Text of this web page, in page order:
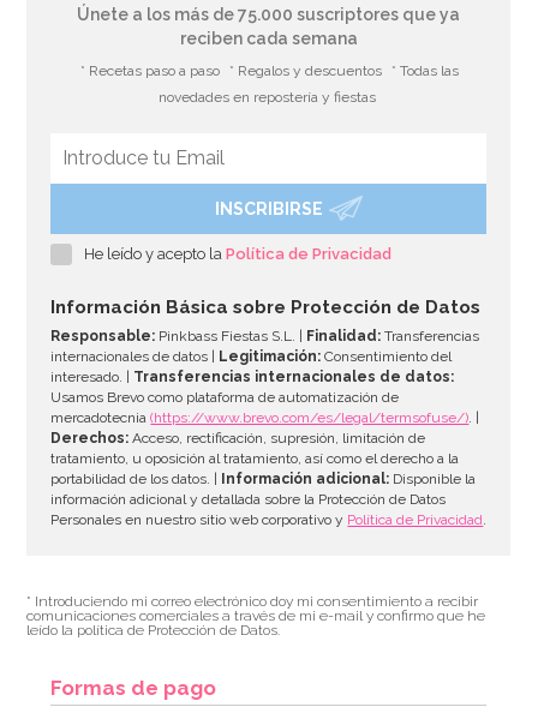
Únete a los más de 75.000 suscriptores que ya
reciben cada semana
* Recetas paso a paso * Regalos y descuentos
* Todas las
novedades en repostería y fiestas
INSCRIBIRSE
He leído y acepto laPolítica de Privacidad
Información Básica sobre Protección de Datos
Responsable: Pinkbass Fiestas S.L. | Finalidad: Transferencias
internacionales de datos | Legitimación: Consentimiento del
interesado. | Transferencias internacionales de datos:
Usamos Brevo como plataforma de automatización de
mercadotecnia(https://www.brevo.com/es/legal/termsofuse/) . |
Derechos: Acceso, rectificación, supresión, limitación de
tratamiento, u oposición al tratamiento, así como el derecho a la
portabilidad de los datos. | Información adicional: Disponible la
información adicional y detallada sobre la Protección de Datos
Personales en nuestro sitio web corporativo y Política de Privacidad
* Introduciendo mi correo electrónico doy mi consentimiento a recibir
comunicaciones comerciales a través de mi e-mail y confirmo que he
leído la política de Protección de Datos.
Formas de pago